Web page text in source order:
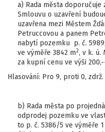
a) Rada města
Smlouvu o uzavření
uzavřena mezi Městem
Petruccovou a panem
nabytí pozemku p. č.
ve výměře 3842 m2, v k. ú.
za kupní cenu ve výši
Hlasování: Pro 9, proti 0, zdrž.
b) Rada města po
odprodej pozemku ve
to p. č. 5386/5 ve výměře 1